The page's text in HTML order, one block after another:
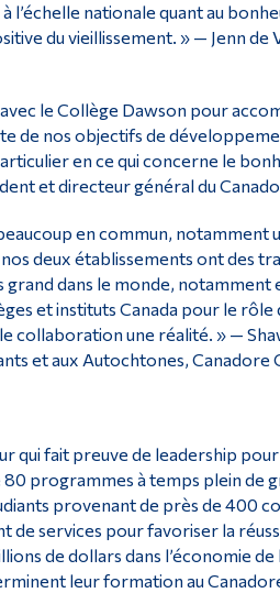
l’échelle nationale quant au
du vieillissement. » — Jenn
le Collège Dawson pour
de nos objectifs de
en ce qui concerne le
et directeur général du
en commun, notamment
deux établissements ont des
dans le monde, notamment
et instituts Canada pour le rôle
collaboration une réalité. » —
et aux Autochtones, Canadore
qui fait preuve de leadership
programmes à temps plein de
provenant de près de 400
services pour favoriser la
de dollars dans l’économie
leur formation au